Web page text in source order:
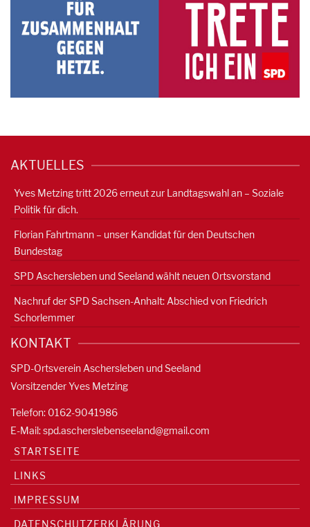
AKTUELLES
Yves Metzing tritt 2026 erneut zur Landtagswahl an – Soziale
Politik für dich.
Florian Fahrtmann – unser Kandidat für den Deutschen
Bundestag
SPD Aschersleben und Seeland wählt neuen Ortsvorstand
Nachruf der SPD Sachsen-Anhalt: Abschied von Friedrich
Schorlemmer
KONTAKT
SPD-Ortsverein Aschersleben und Seeland
Vorsitzender Yves Metzing
Telefon: 0162-9041986
E-Mail:spd.ascherslebenseeland@gmail.com
STARTSEITE
LINKS
IMPRESSUM
DATENSCHUTZERKLÄRUNG